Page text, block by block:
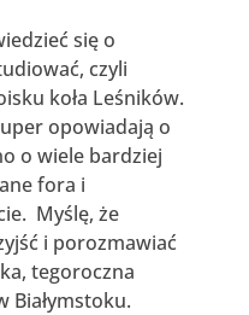
się o
czyli
koła Leśników.
opowiadają o
o wiele bardziej
fora i
Myślę, że
i porozmawiać
tegoroczna
Białymstoku.